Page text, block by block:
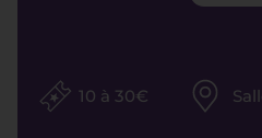
10 à 30€